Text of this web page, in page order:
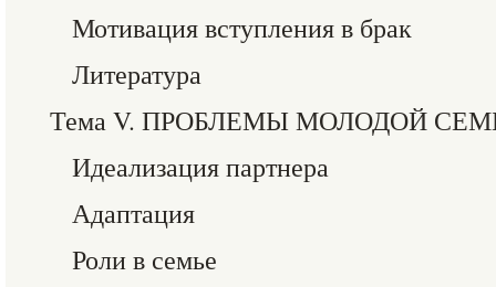
Мотивация вступления в брак
Литература
Тема V. ПРОБЛЕМЫ МОЛОДОЙ
Идеализация партнера
Адаптация
Роли в семье